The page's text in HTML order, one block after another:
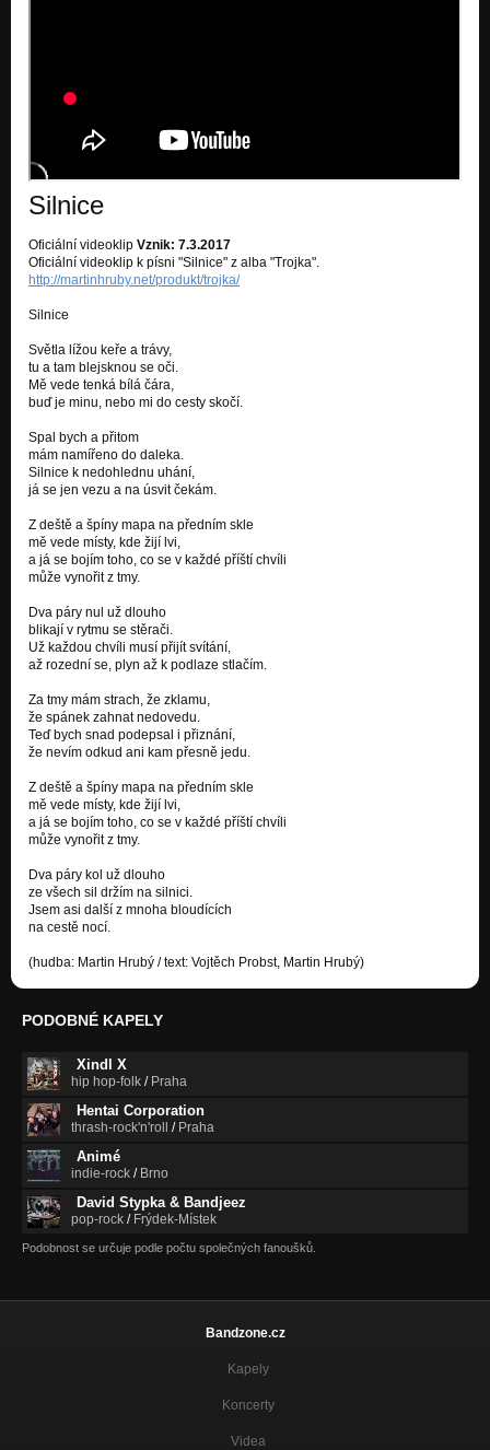
Silnice
Oficiální videoklip Vznik: 7.3.2017
Oficiální videoklip k písni "Silnice" z alba "Trojka".
http://martinhruby.net/produkt/trojka/
Silnice
Světla lížou keře a trávy,
tu a tam blejsknou se oči.
Mě vede tenká bílá čára,
buď je minu, nebo mi do cesty skočí.
Spal bych a přitom
mám namířeno do daleka.
Silnice k nedohlednu uhání,
já se jen vezu a na úsvit čekám.
Z deště a špíny mapa na předním skle
mě vede místy, kde žijí lvi,
a já se bojím toho, co se v každé příští chvíli
může vynořit z tmy.
Dva páry nul už dlouho
blikají v rytmu se stěrači.
Už každou chvíli musí přijít svítání,
až rozední se, plyn až k podlaze stlačím.
Za tmy mám strach, že zklamu,
že spánek zahnat nedovedu.
Teď bych snad podepsal i přiznání,
že nevím odkud ani kam přesně jedu.
Z deště a špíny mapa na předním skle
mě vede místy, kde žijí lvi,
a já se bojím toho, co se v každé příští chvíli
může vynořit z tmy.
Dva páry kol už dlouho
ze všech sil držím na silnici.
Jsem asi další z mnoha bloudících
na cestě nocí.
(hudba: Martin Hrubý / text: Vojtěch Probst, Martin Hrubý)
PODOBNÉ KAPELY
Xindl X
hip hop-folk / Praha
Hentai Corporation
thrash-rock'n'roll / Praha
Animé
indie-rock / Brno
David Stypka & Bandjeez
pop-rock / Frýdek-Místek
Podobnost se určuje podle počtu společných fanoušků.
Bandzone.cz
Kapely
Koncerty
Videa